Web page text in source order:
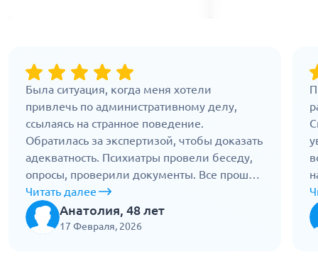
Была ситуация, когда меня хотели
привлечь по административному делу,
ссылаясь на странное поведение.
Обратилась за экспертизой, чтобы доказать
адекватность. Психиатры провели беседу,
опросы, проверили документы. Все прошло
корректно и спокойно. Заключение
показало, что я полностью вменяема. Это
помогло отстоять свои права. Спасибо за
Читать далее
Анатолия, 48 лет
17 Февраля, 2026